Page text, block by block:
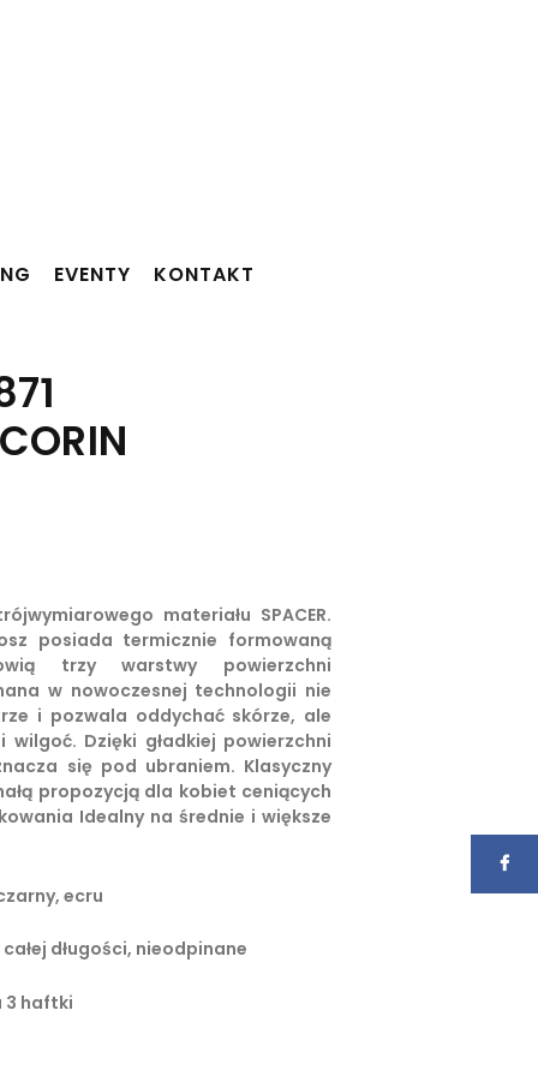
EVENTY
KONTAKT
materiału SPACER.
posiada termicznie formowaną
trzy warstwy powierzchni
w nowoczesnej technologii nie
i pozwala oddychać skórze, ale
Dzięki gładkiej powierzchni
się pod ubraniem. Klasyczny
propozycją dla kobiet ceniących
Idealny na średnie i większe
ecru
długości, nieodpinane
3 haftki